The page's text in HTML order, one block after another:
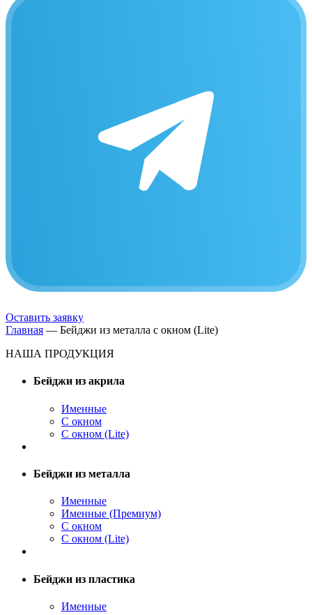
Оставить заявку
Главная — Бейджи из металла с окном (Lite)
НАША ПРОДУКЦИЯ
Бейджи из акрила
Именные
С окном
С окном (Lite)
Бейджи из металла
Именные
Именные (Премиум)
С окном
С окном (Lite)
Бейджи из пластика
Именные